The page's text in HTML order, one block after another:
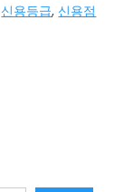
신용등급, 신용점